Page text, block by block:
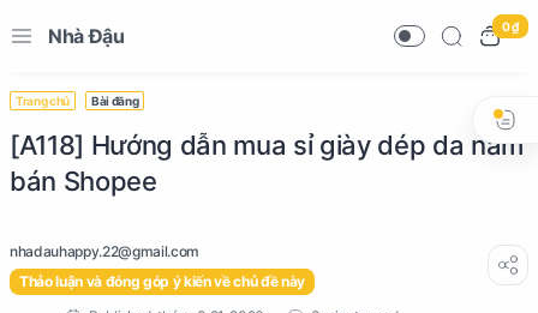
Nhà Đậu 0 ₫
Trang chủ Bài đăng
[A118] Hướng dẫn mua sỉ giày dép da nam
bán Shopee
Thảo luận và đóng góp ý kiến về chủ đề này